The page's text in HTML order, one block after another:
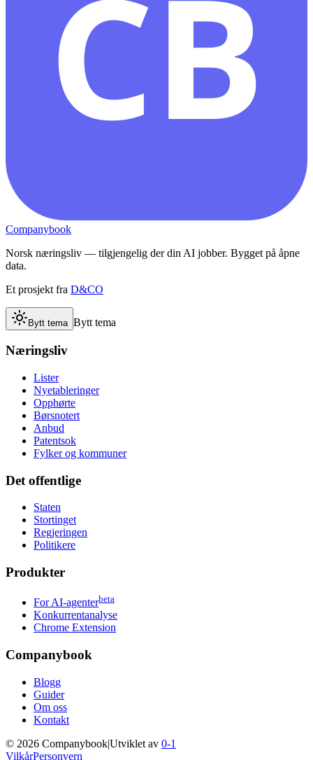
CB
Companybook
Norsk næringsliv — tilgjengelig der din AI jobber. Bygget på åpne
data.
Et prosjekt fra D&CO
Bytt tema Bytt tema
Næringsliv
Lister
Nyetableringer
Opphørte
Børsnotert
Anbud
Patentsok
Fylker og kommuner
Det offentlige
Staten
Stortinget
Regjeringen
Politikere
Produkter
For AI-agenterbeta
Konkurrentanalyse
Chrome Extension
Companybook
Blogg
Guider
Om oss
Kontakt
© 2026 Companybook|Utviklet av 0-1
VilkårPersonvern